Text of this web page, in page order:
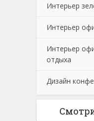
Интерьер
Интерьер
Интерьер
отдыха
Дизайн